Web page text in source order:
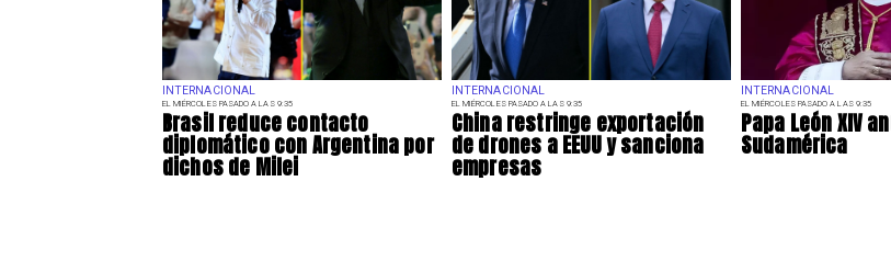
INTERNACIONAL
EL MIÉRCOLES PASADO A LAS 9:35
Brasil reduce contacto
diplomático con Argentina por
dichos de Milei
INTERNACIONAL
EL MIÉRCOLES PASADO A LAS 9:35
China restringe exportación
de drones a EEUU y sanciona
empresas
INTERNACIONAL
EL MIÉRCOLES PASADO A LAS 9:35
Papa León XIV
Sudamérica